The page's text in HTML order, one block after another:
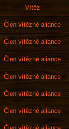
Vítěz
Člen vítězné aliance
Člen vítězné aliance
Člen vítězné aliance
Člen vítězné aliance
Člen vítězné aliance
Člen vítězné aliance